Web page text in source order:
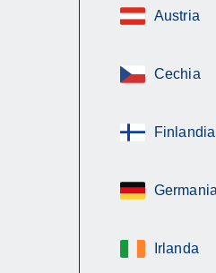
Austria
Cechia
Finlandia
Irlanda